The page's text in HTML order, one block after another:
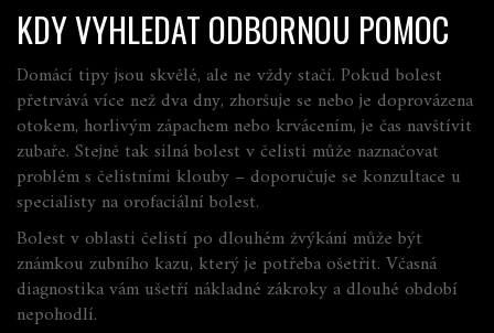
KDY VYHLEDAT ODBORNOU POMOC
Domácí tipy jsou skvělé, ale ne vždy stačí. Pokud bolest
přetrvává více než dva dny, zhoršuje se nebo je doprovázena
otokem, horlivým zápachem nebo krvácením, je čas navštívit
zubaře. Stejně tak silná bolest v čelisti může naznačovat
problém s čelistními klouby – doporučuje se konzultace u
specialisty na orofaciální bolest.
Bolest v oblasti čelistí po dlouhém žvýkání může být
známkou zubního kazu, který je potřeba ošetřit. Včasná
diagnostika vám ušetří nákladné zákroky a dlouhé období
nepohodlí.